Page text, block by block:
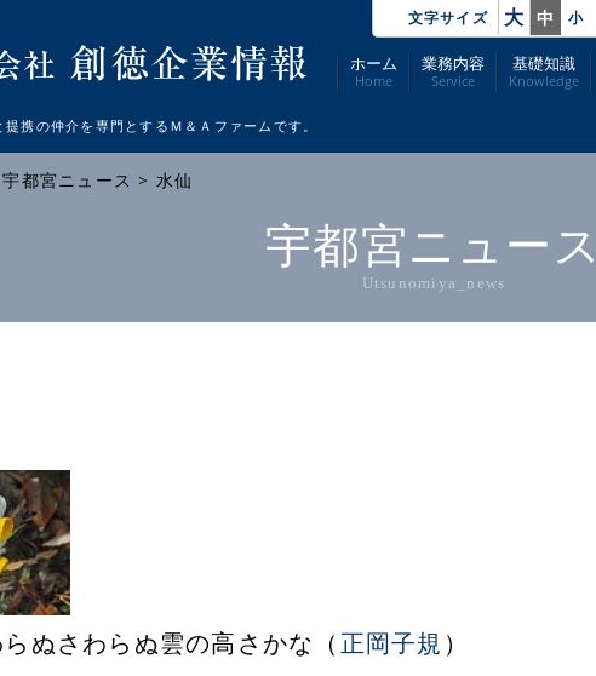
ホーム
Home
業務内容
Service
基礎知識
Knowledge
携の仲介を専門とするＭ＆Ａファームです。
文字サイズ 大 中 小
宇都宮ニュース > 水仙
宇都宮ニュース
Utsunomiya_news
ぬさわらぬ雲の高さかな（ 正岡子規 ）